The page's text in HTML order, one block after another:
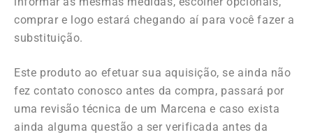
comprar e logo estará chegando aí para você fazer a
substituição.
Este produto ao efetuar sua aquisição, se ainda não
fez contato conosco antes da compra, passará por
uma revisão técnica de um Marcena e caso exista
ainda alguma questão a ser verificada antes da